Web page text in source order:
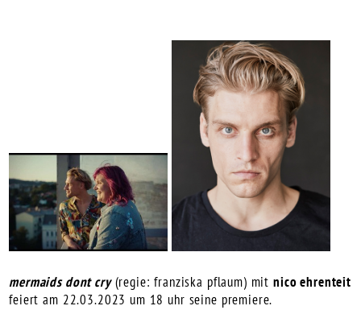
mermaids dont cry(regie: franziska pflaum) mitnico ehrenteit
feiert am 22.03.2023 um 18 uhr seine premiere.